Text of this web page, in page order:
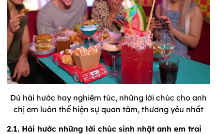
Dù hài hước hay nghiêm túc, những lời chúc cho anh
chị em luôn thể hiện sự quan tâm, thương yêu nhất
2.1. Hài hước những lời chúc sinh nhật anh em trai